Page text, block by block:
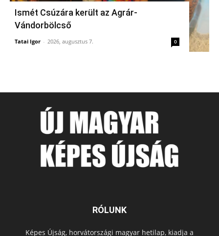
Ismét Csúzára került az Agrár-
Vándorbölcső
Tatai Igor - 2026, augusztus 7. 0
RÓLUNK
Képes Újság, horvátországi magyar hetilap, kiadja a